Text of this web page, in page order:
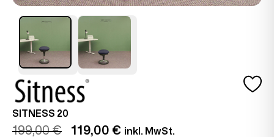
SITNESS 20
199,00 € 119,00 € inkl. MwSt.